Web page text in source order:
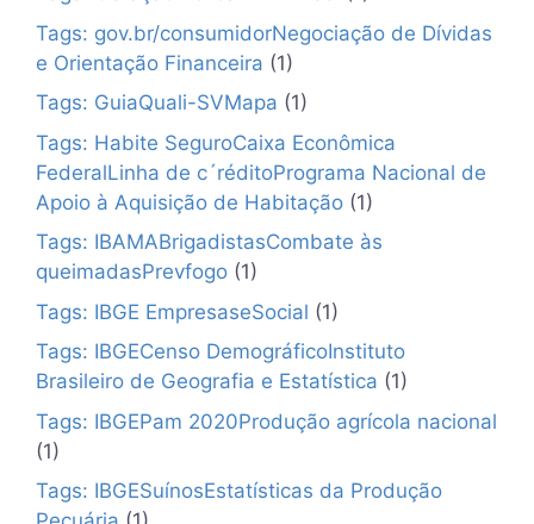
Tags: gov.br/consumidorNegociação de Dívidas
e Orientação Financeira (1)
Tags: GuiaQuali-SVMapa (1)
Tags: Habite SeguroCaixa Econômica
FederalLinha de c´réditoPrograma Nacional de
Apoio à Aquisição de Habitação (1)
Tags: IBAMABrigadistasCombate às
queimadasPrevfogo (1)
Tags: IBGE EmpresaseSocial (1)
Tags: IBGECenso DemográficoInstituto
Brasileiro de Geografia e Estatística (1)
Tags: IBGEPam 2020Produção agrícola nacional
(1)
Tags: IBGESuínosEstatísticas da Produção